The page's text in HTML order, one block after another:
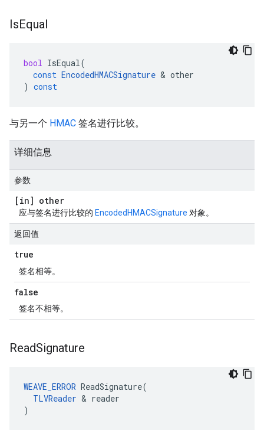
IsEqual
bool IsEqual(
const EncodedHMACSignature & other
) const
与另一个 HMAC 签名进行比较。
详细信息
参数
[in] other
应与签名进行比较的 EncodedHMACSignature 对象。
返回值
true
签名相等。
false
签名不相等。
ReadSignature
WEAVE_ERROR ReadSignature(
TLVReader & reader
)